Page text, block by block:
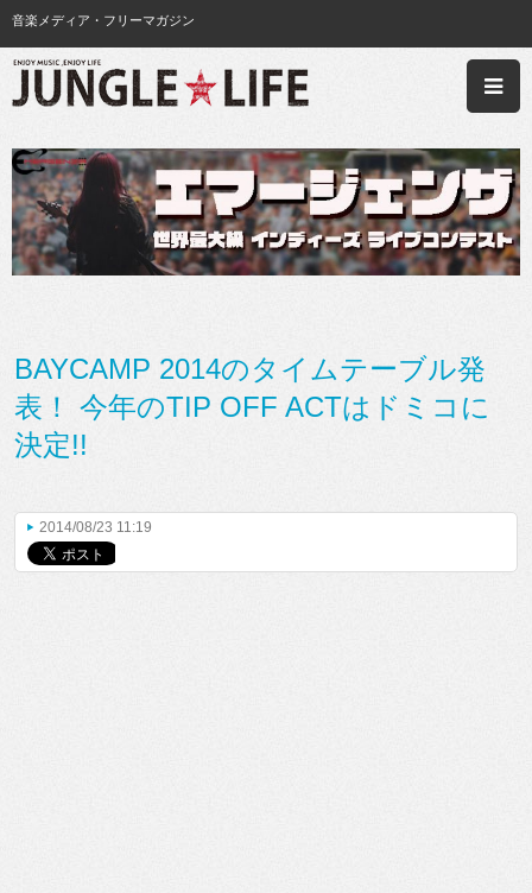
音楽メディア・フリーマガジン
BAYCAMP 2014のタイムテーブル発
表！ 今年のTIP OFF ACTはドミコに
決定!!
2014/08/23 11:19